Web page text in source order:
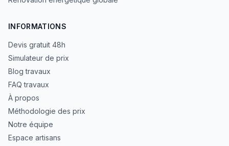
INFORMATIONS
Devis gratuit 48h
Simulateur de prix
Blog travaux
FAQ travaux
À propos
Méthodologie des prix
Notre équipe
Espace artisans